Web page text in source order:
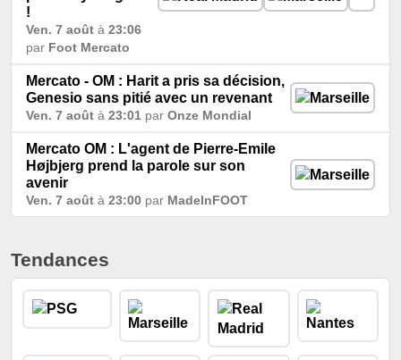
!
Ven. 7 août à 23:06
par Foot Mercato
Mercato - OM : Harit a pris sa décision,
Genesio sans pitié avec un revenant
Ven. 7 août à 23:01 par Onze Mondial
Mercato OM : L'agent de Pierre-Emile
Højbjerg prend la parole sur son
avenir
Ven. 7 août à 23:00 par MadeInFOOT
Tendances